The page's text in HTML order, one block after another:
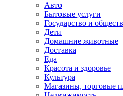
Авто
Бытовые услуги
Государство и
Дети
Домашние животные
Доставка
Еда
Красота и здоровье
Культура
Магазины, торговые